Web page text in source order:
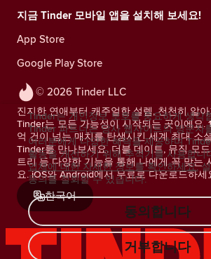
© 2026 Tinder LLC
진지한 연애부터 캐주얼한 설렘, 천천히 알
Tinder는 모든 가능성이 시작되는 곳이에요.
억 건이 넘는 매치를 탄생시킨 세계 최대 소
Tinder를 만나보세요. 더블 데이트, 뮤직 모
트리 등 다양한 기능을 통해 나에게 꼭 맞는
요. iOS와 Android에서 무료로 다운로드하세
한국어
지금 Tinder 모바일 앱을 설치해 보세요!
App Store
Google Play Store
Tinder는 개인정보 보호를 중요하게 생각
Tinder 파트너는 당사 웹사이트의 방문자
여러분에게 다양한 혜택을 제공하며
활동을 개선하기 위해 추적기를 사용합니
업체에 대한 자세한 정보를 확인하세요.
동의를 철회할 수 있습니다.
동의합니다
거부합니다